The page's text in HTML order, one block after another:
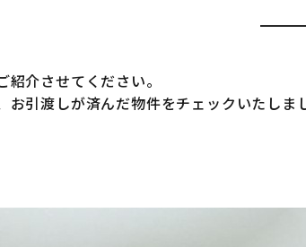
介させてください。
お引渡しが済んだ物件をチェックいたし